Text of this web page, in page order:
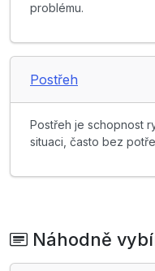
problému.
Postřeh
Postřeh je schopnost
situaci, často bez
Náhodně